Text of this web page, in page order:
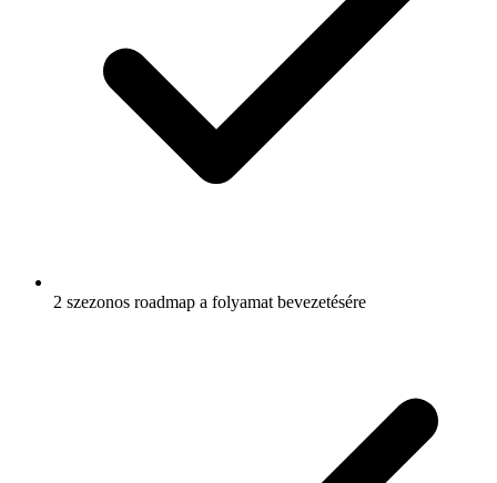
2 szezonos roadmap a folyamat bevezetésére